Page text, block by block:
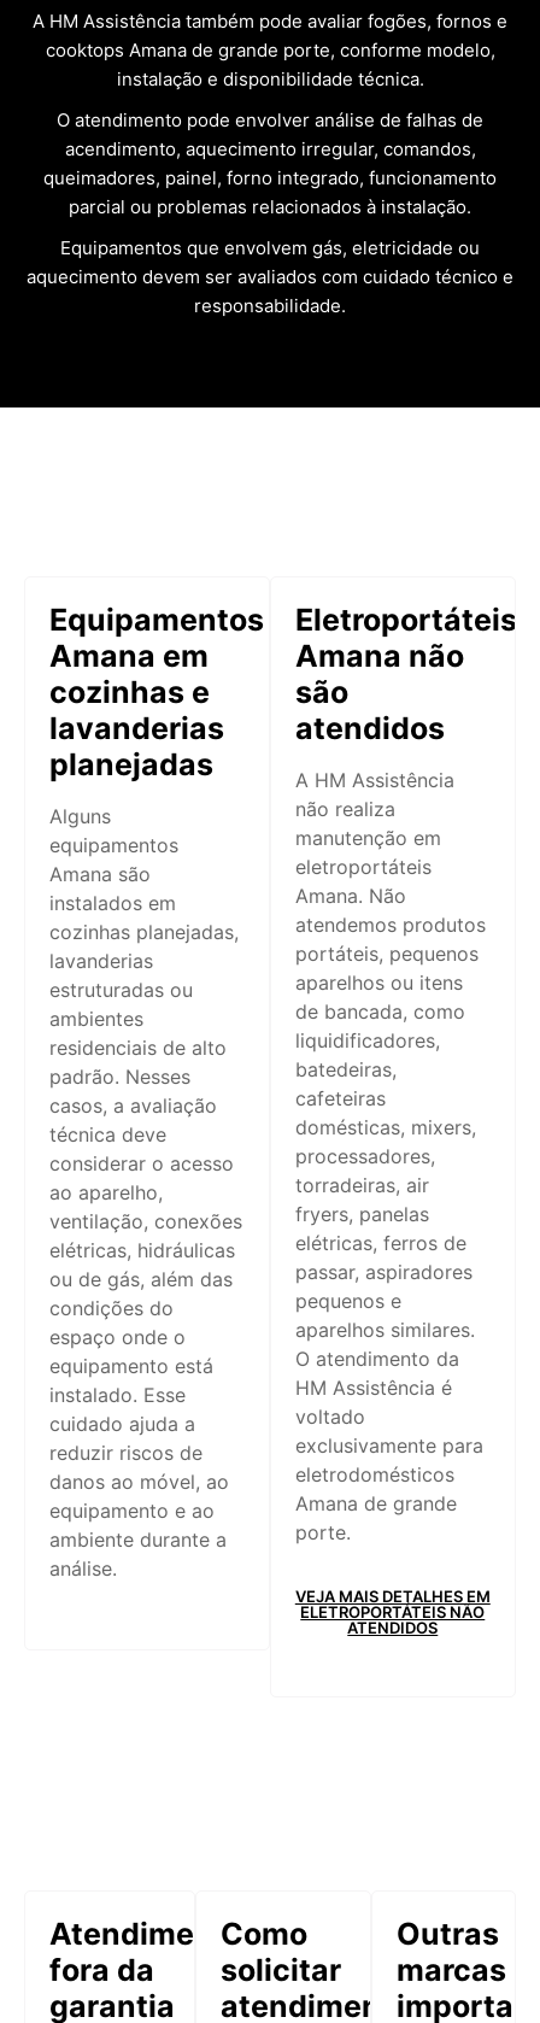
A HM Assistência também pode avaliar fogões, fornos e
cooktops Amana de grande porte, conforme modelo,
instalação e disponibilidade técnica.
O atendimento pode envolver análise de falhas de
acendimento, aquecimento irregular, comandos,
queimadores, painel, forno integrado, funcionamento
parcial ou problemas relacionados à instalação.
Equipamentos que envolvem gás, eletricidade ou
aquecimento devem ser avaliados com cuidado técnico e
responsabilidade.
Equipamentos
Amana em
cozinhas e
lavanderias
planejadas
Alguns
equipamentos
Amana são
instalados em
cozinhas planejadas,
lavanderias
estruturadas ou
ambientes
residenciais de alto
padrão. Nesses
casos, a avaliação
técnica deve
considerar o acesso
ao aparelho,
ventilação, conexões
elétricas, hidráulicas
ou de gás, além das
condições do
espaço onde o
equipamento está
instalado. Esse
cuidado ajuda a
reduzir riscos de
danos ao móvel, ao
equipamento e ao
ambiente durante a
análise.
Eletroportáteis
Amana não
são
atendidos
A HM Assistência
não realiza
manutenção em
eletroportáteis
Amana. Não
atendemos produtos
portáteis, pequenos
aparelhos ou itens
de bancada, como
liquidificadores,
batedeiras,
cafeteiras
domésticas, mixers,
processadores,
torradeiras, air
fryers, panelas
elétricas, ferros de
passar, aspiradores
pequenos e
aparelhos similares.
O atendimento da
HM Assistência é
voltado
exclusivamente para
eletrodomésticos
Amana de grande
porte.
VEJA MAIS DETALHES EM
ELETROPORTÁTEIS NÃO
ATENDIDOS
Atendimento
fora da
garantia
Como
solicitar
atendimento
Outras
marcas